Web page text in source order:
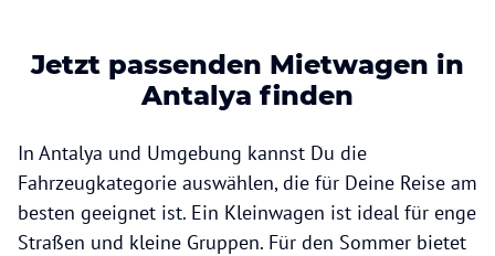
Jetzt passenden Mietwagen in
Antalya finden
In Antalya und Umgebung kannst Du die
Fahrzeugkategorie auswählen, die für Deine Reise am
besten geeignet ist. Ein Kleinwagen ist ideal für enge
Straßen und kleine Gruppen. Für den Sommer bietet